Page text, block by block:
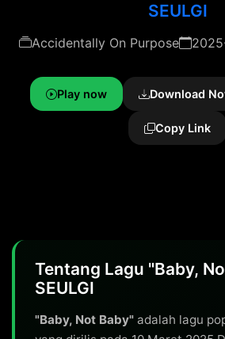
SEULGI
Accidentally On Purpose
Play now Download
Copy Link
Tentang Lagu "Baby,
SEULGI
"Baby, Not Baby" adalah lagu